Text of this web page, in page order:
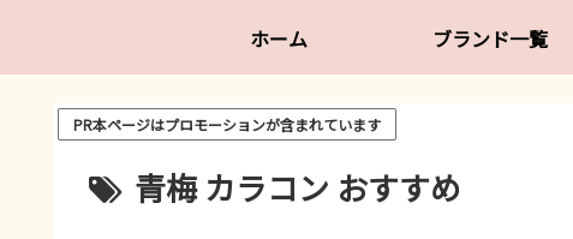
ホーム ブランド一覧
PR本ページはプロモーションが含まれています
青梅 カラコン おすすめ